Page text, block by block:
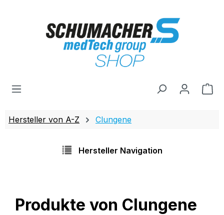
Hersteller von A-Z Clungene
Hersteller Navigation
Produkte von Clungene